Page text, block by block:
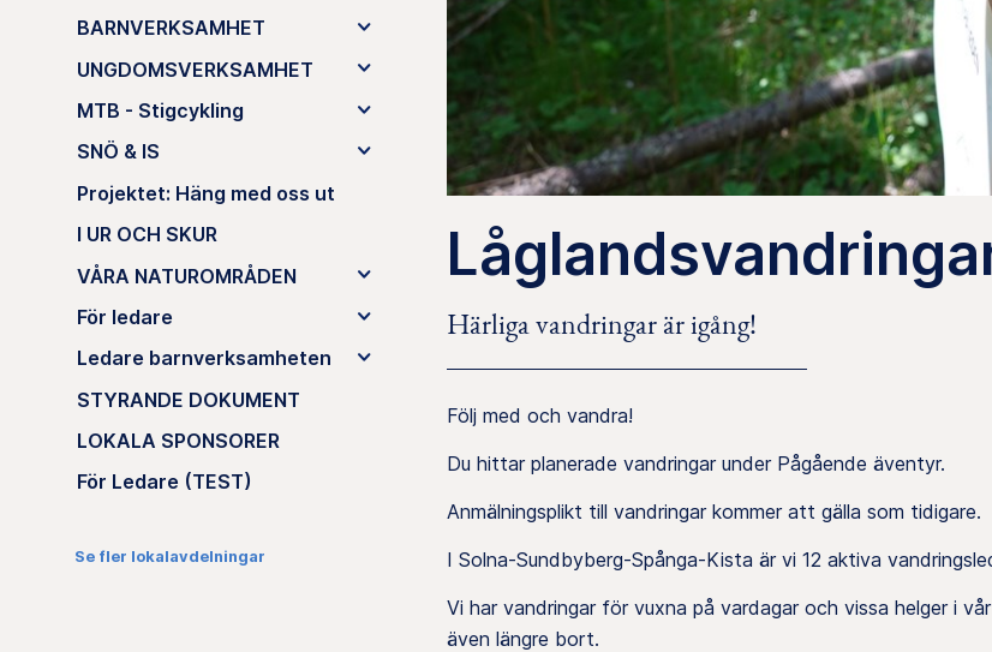
BARNVERKSAMHET
UNGDOMSVERKSAMHET
MTB - Stigcykling
SNÖ & IS
Projektet: Häng med oss ut
I UR OCH SKUR
VÅRA NATUROMRÅDEN
För ledare
Ledare barnverksamheten
STYRANDE DOKUMENT
LOKALA SPONSORER
För Ledare (TEST)
Se fler lokalavdelningar
Härliga vandringar är igång!
Följ med och vandra!
Du hittar planerade vandringar under Pågående äventyr.
Anmälningsplikt till vandringar kommer att gälla som tidigare.
I Solna-Sundbyberg-Spånga-Kista är vi 12 aktiva
Vi har vandringar för vuxna på vardagar och vissa helger i
även längre bort.